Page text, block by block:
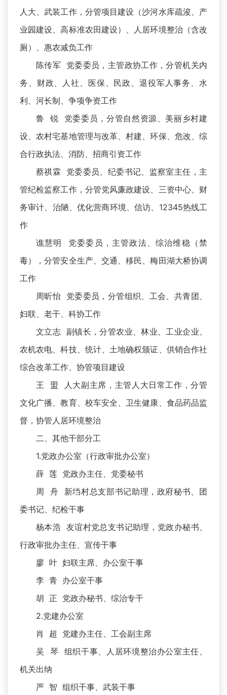
人大、武装工作，分管项目建设（沙河水库疏浚、产
业园建设、高标准农田建设）、人居环境整治（含改
厕）、惠农减负工作
陈传军 党委委员，主管政协工作，分管机关内
务、财政、人社、医保、民政、退役军人事务、水
利、河长制、争项争资工作
鲁 锐 党委委员，分管自然资源、美丽乡村建
设、农村宅基地管理与改革、村建、环保、危改、综
合行政执法、消防、招商引资工作
蔡祺霖 党委委员、纪委书记、监察室主任，主
管纪检监察工作，分管党风廉政建设、三资中心、财
务审计、治陋、优化营商环境、信访、12345热线工
作
谯慧明 党委委员，主管政法、综治维稳（禁
毒），分管安全生产、交通、移民、梅田湖大桥协调
工作
周昕怡 党委委员，分管组织、工会、共青团、
妇联、老干、科协工作
文立志 副镇长，分管农业、林业、工业企业、
农机农电、科技、统计、土地确权颁证、供销合作社
综合改革工作、协管项目建设
王 盟 人大副主席，主管人大日常工作，分管
文化广播、教育、校车安全、卫生健康、食品药品监
督，协管人居环境整治
二、其他干部分工
1.党政办公室（行政审批办公室）
薛 莲 党政办主任、党委秘书
周 舟 新垱村总支部书记助理，政府秘书、团
委书记、纪检干事
杨本浩 友谊村党总支书记助理，党政办秘书、
行政审批办主任、宣传干事
廖 叶 妇联主席、办公室干事
李 青 办公室干事
胡 正 党政办秘书、综治专干
2.党建办公室
肖 超 党建办主任、工会副主席
吴 琴 组织干事、人居环境整治办公室主任、
机关出纳
严 智 组织干事、武装干事